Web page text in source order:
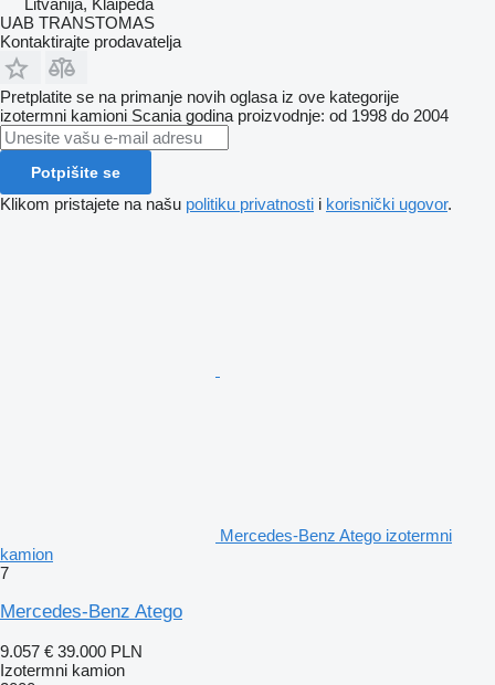
Litvanija, Klaipėda
UAB TRANSTOMAS
Kontaktirajte prodavatelja
Pretplatite se na primanje novih oglasa iz ove kategorije
izotermni kamioni Scania godina proizvodnje: od 1998 do 2004
Potpišite se
Klikom pristajete na našu politiku privatnosti i korisnički ugovor.
Mercedes-Benz Atego izotermni
kamion
7
Mercedes-Benz Atego
9.057 € 39.000 PLN
Izotermni kamion